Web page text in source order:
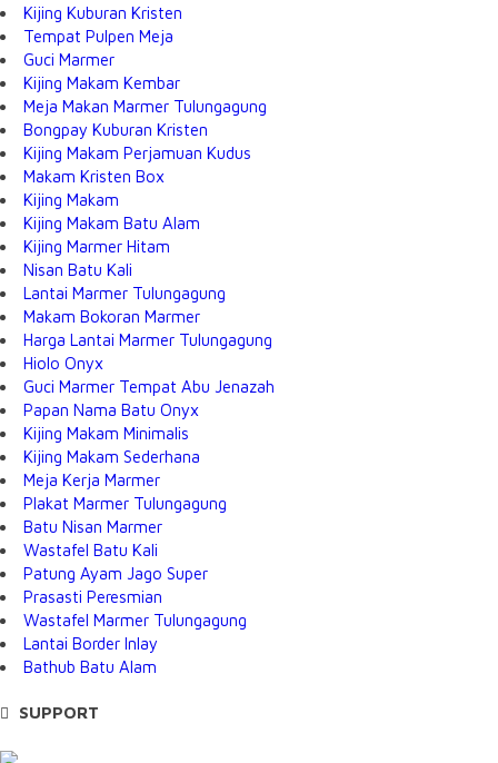
Kijing Kuburan Kristen
Tempat Pulpen Meja
Guci Marmer
Kijing Makam Kembar
Meja Makan Marmer Tulungagung
Bongpay Kuburan Kristen
Kijing Makam Perjamuan Kudus
Makam Kristen Box
Kijing Makam
Kijing Makam Batu Alam
Kijing Marmer Hitam
Nisan Batu Kali
Lantai Marmer Tulungagung
Makam Bokoran Marmer
Harga Lantai Marmer Tulungagung
Hiolo Onyx
Guci Marmer Tempat Abu Jenazah
Papan Nama Batu Onyx
Kijing Makam Minimalis
Kijing Makam Sederhana
Meja Kerja Marmer
Plakat Marmer Tulungagung
Batu Nisan Marmer
Wastafel Batu Kali
Patung Ayam Jago Super
Prasasti Peresmian
Wastafel Marmer Tulungagung
Lantai Border Inlay
Bathub Batu Alam
SUPPORT